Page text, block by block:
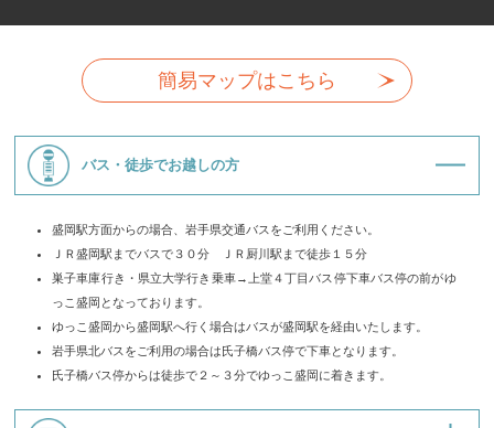
簡易マップはこちら
バス・徒歩でお越しの方
盛岡駅方面からの場合、岩手県交通バスをご利用ください。
ＪＲ盛岡駅までバスで３０分 ＪＲ厨川駅まで徒歩１５分
巣子車庫行き・県立大学行き乗車→上堂４丁目バス停下車バス停の前がゆ
っこ盛岡となっております。
ゆっこ盛岡から盛岡駅へ行く場合はバスが盛岡駅を経由いたします。
岩手県北バスをご利用の場合は氏子橋バス停で下車となります。
氏子橋バス停からは徒歩で２～３分でゆっこ盛岡に着きます。